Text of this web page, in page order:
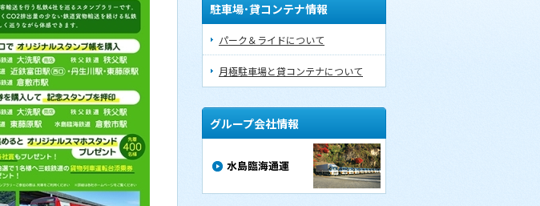
駐車場･貸コンテナ情報
パーク＆ライドについて
月極駐車場と貸コンテナについて
グループ会社情報